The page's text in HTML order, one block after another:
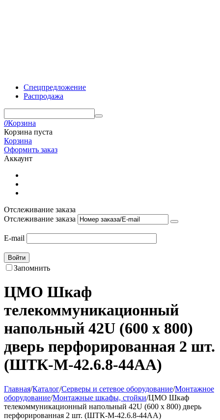
Спецпредложение
Распродажа
0Корзина
Корзина пуста
Корзина
Оформить заказ
Аккаунт
Отслеживание заказа
Отслеживание заказа
E-mail
Войти
Запомнить
ЦМО Шкаф
телекоммуникационный
напольный 42U (600 х 800)
дверь перфорированная 2 шт.
(ШТК-М-42.6.8-44АА)
Главная/Каталог/Серверы и сетевое оборудование/Монтажное
оборудование/Монтажные шкафы, стойки/ЦМО Шкаф
телекоммуникационный напольный 42U (600 х 800) дверь
перфорированная 2 шт. (ШТК-М-42.6.8-44АА)